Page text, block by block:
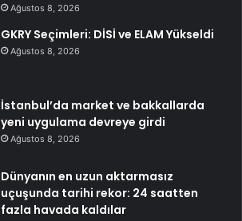
Ağustos 8, 2026
GKRY Seçimleri: DİSİ ve ELAM Yükseldi
Ağustos 8, 2026
İstanbul’da market ve bakkallarda
yeni uygulama devreye girdi
Ağustos 8, 2026
Dünyanın en uzun aktarmasız
uçuşunda tarihi rekor: 24 saatten
fazla havada kaldılar